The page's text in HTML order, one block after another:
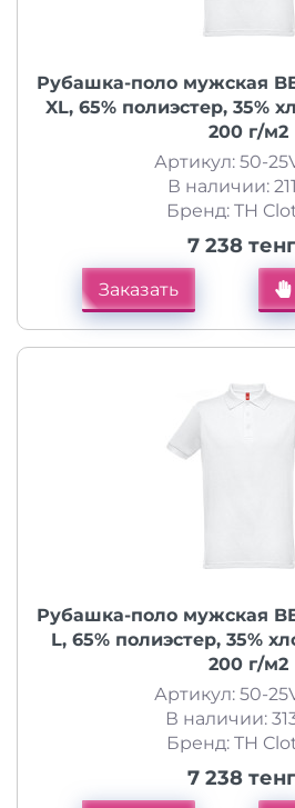
Рубашка-поло мужская
XL, 65% полиэстер, 35%
200 г/м2
Артикул: 50-
В наличии:
Бренд: TH
7 238
Заказать
Рубашка-поло мужская
L, 65% полиэстер, 35%
200 г/м2
Артикул: 50-
В наличии:
Бренд: TH
7 238